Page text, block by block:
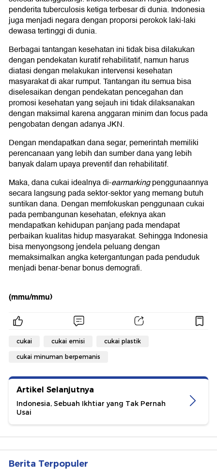
penderita tuberculosis ketiga terbesar di dunia. Indonesia
juga menjadi negara dengan proporsi perokok laki-laki
dewasa tertinggi di dunia.
Berbagai tantangan kesehatan ini tidak bisa dilakukan
dengan pendekatan kuratif rehabilitatif, namun harus
diatasi dengan melakukan intervensi kesehatan
masyarakat di akar rumput. Tantangan itu semua bisa
diselesaikan dengan pendekatan pencegahan dan
promosi kesehatan yang sejauh ini tidak dilaksanakan
dengan maksimal karena anggaran minim dan focus pada
pengobatan dengan adanya JKN.
Dengan mendapatkan dana segar, pemerintah memiliki
perencanaan yang lebih dan sumber dana yang lebih
banyak dalam upaya preventif dan rehabilitatif.
Maka, dana cukai idealnya di-earmarkingpenggunaannya
secara langsung pada sektor-sektor yang memang butuh
suntikan dana. Dengan memfokuskan penggunaan cukai
pada pembangunan kesehatan, efeknya akan
mendapatkan kehidupan panjang pada mendapat
perbaikan kualitas hidup masyarakat. Sehingga Indonesia
bisa menyongsong jendela peluang dengan
memaksimalkan angka ketergantungan pada penduduk
menjadi benar-benar bonus demografi.
(mmu/mmu)
cukai cukai emisi cukai plastik
cukai minuman berpemanis
Artikel Selanjutnya
Indonesia, Sebuah Ikhtiar yang Tak Pernah
Usai
Berita Terpopuler